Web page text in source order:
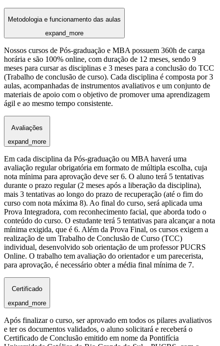
Metodologia e funcionamento das aulas
expand_more
Nossos cursos de Pós-graduação e MBA possuem 360h de carga
horária e são 100% online, com duração de 12 meses, sendo 9
meses para cursar as disciplinas e 3 meses para a conclusão do TCC
(Trabalho de conclusão de curso). Cada disciplina é composta por 3
aulas, acompanhadas de instrumentos avaliativos e um conjunto de
materiais de apoio com o objetivo de promover uma aprendizagem
ágil e ao mesmo tempo consistente.
Avaliações
expand_more
Em cada disciplina da Pós-graduação ou MBA haverá uma
avaliação regular obrigatória em formato de múltipla escolha, cuja
nota mínima para aprovação deve ser 6. O aluno terá 5 tentativas
durante o prazo regular (2 meses após a liberação da disciplina),
mais 3 tentativas ao longo do prazo de recuperação (até o fim do
curso com nota máxima 8). Ao final do curso, será aplicada uma
Prova Integradora, com reconhecimento facial, que aborda todo o
conteúdo do curso. O estudante terá 5 tentativas para alcançar a nota
mínima exigida, que é 6. Além da Prova Final, os cursos exigem a
realização de um Trabalho de Conclusão de Curso (TCC)
individual, desenvolvido sob orientação de um professor PUCRS
Online. O trabalho tem avaliação do orientador e um parecerista,
para aprovação, é necessário obter a média final mínima de 7.
Certificado
expand_more
Após finalizar o curso, ser aprovado em todos os pilares avaliativos
e ter os documentos validados, o aluno solicitará e receberá o
Certificado de Conclusão emitido em nome da Pontifícia